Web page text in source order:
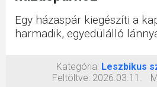
Egy házaspár kiegészíti a
harmadik, egyedülálló
Kategória: Leszbikus
Feltöltve: 2026.03.11.